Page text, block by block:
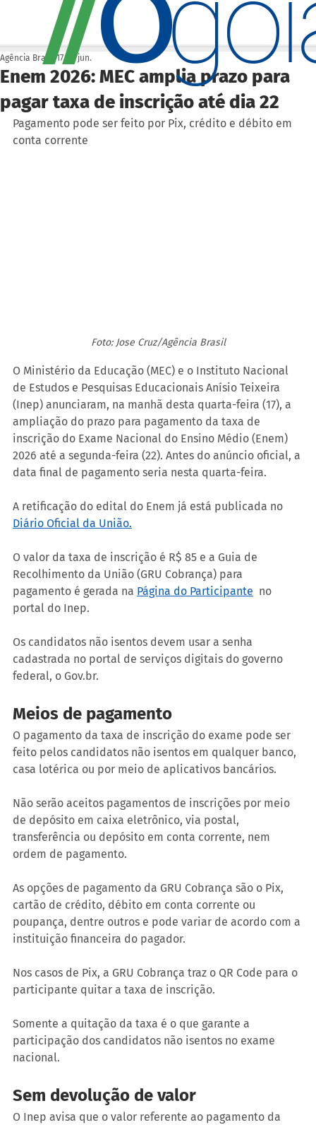
Enem 2026: MEC amplia prazo para
pagar taxa de inscrição até dia 22
Agência Brasil 17 de jun.
Pagamento pode ser feito por Pix, crédito e débito em
conta corrente
Foto: Jose Cruz/Agência Brasil
O Ministério da Educação (MEC) e o Instituto Nacional
de Estudos e Pesquisas Educacionais Anísio Teixeira
(Inep) anunciaram, na manhã desta quarta-feira (17), a
ampliação do prazo para pagamento da taxa de
inscrição do Exame Nacional do Ensino Médio (Enem)
2026 até a segunda-feira (22). Antes do anúncio oficial, a
data final de pagamento seria nesta quarta-feira.
A retificação do edital do Enem já está publicada no
Diário Oficial da União.
O valor da taxa de inscrição é R$ 85 e a Guia de
Recolhimento da União (GRU Cobrança) para
pagamento é gerada na Página do Participante
  no
portal do Inep.
Os candidatos não isentos devem usar a senha
cadastrada no portal de serviços digitais do governo
federal, o Gov.br.
Meios de pagamento
O pagamento da taxa de inscrição do exame pode ser
feito pelos candidatos não isentos em qualquer banco,
casa lotérica ou por meio de aplicativos bancários.
Não serão aceitos pagamentos de inscrições por meio
de depósito em caixa eletrônico, via postal,
transferência ou depósito em conta corrente, nem
ordem de pagamento.
As opções de pagamento da GRU Cobrança são o Pix,
cartão de crédito, débito em conta corrente ou
poupança, dentre outros e pode variar de acordo com a
instituição financeira do pagador.
Nos casos de Pix, a GRU Cobrança traz o QR Code para o
participante quitar a taxa de inscrição.
Somente a quitação da taxa é o que garante a
participação dos candidatos não isentos no exame
nacional.
Sem devolução de valor
O Inep avisa que o valor referente ao pagamento da